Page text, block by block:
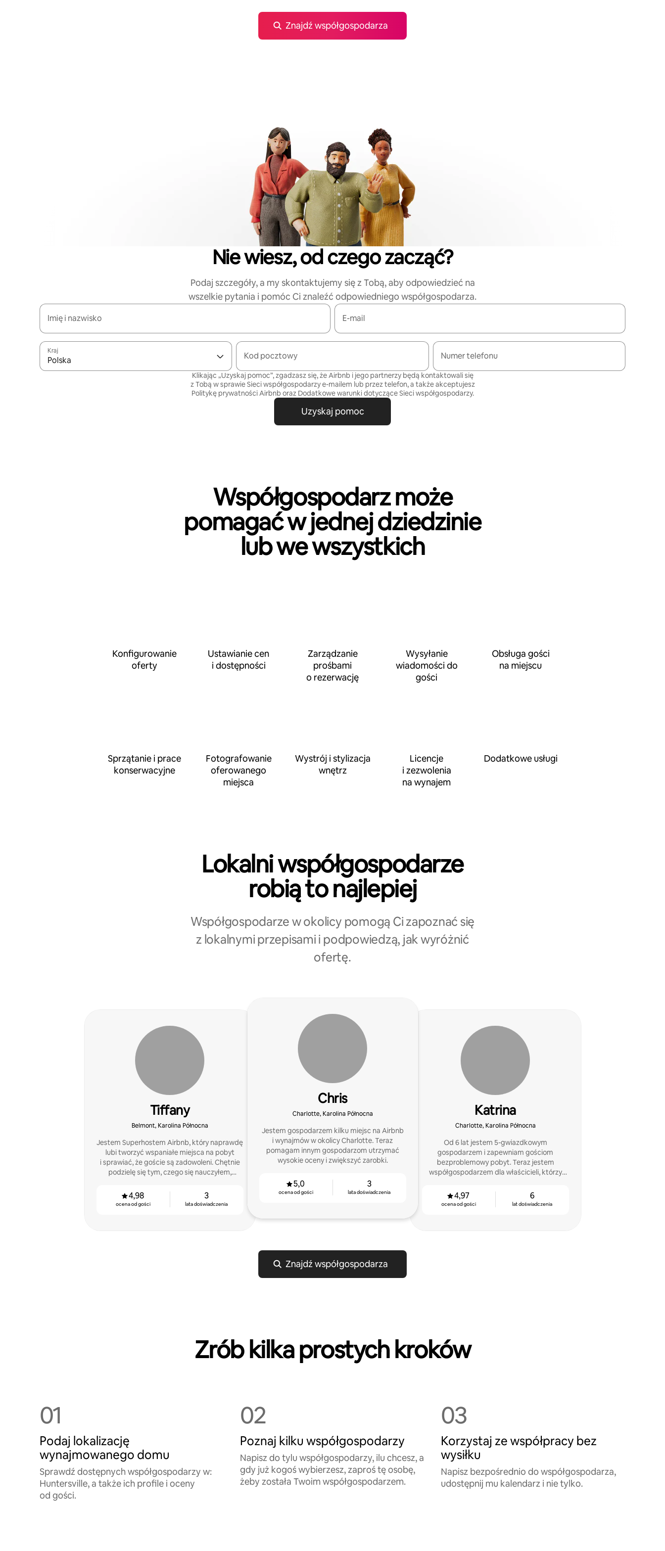
Znajdź współgospodarza
Nie wiesz, od czego zacząć?
Podaj szczegóły, a my skontaktujemy się z Tobą, aby odpowiedzieć na
wszelkie pytania i pomóc Ci znaleźć odpowiedniego współgospodarza.
Imię i nazwisko E-mail
Kraj
Polska Kod pocztowy Numer telefonu
Klikając „Uzyskaj pomoc”, zgadzasz się, że Airbnb i jego partnerzy będą kontaktowali się
z Tobą w sprawie Sieci współgospodarzy e-mailem lub przez telefon, a także akceptujesz
Politykę prywatnościAirbnb oraz Dodatkowe warunki dotyczące Sieci współgospodarzy.
Uzyskaj pomoc
Współgospodarz może
pomagać w jednej dziedzinie
lub we wszystkich
Konfigurowanie
oferty
Ustawianie cen
i dostępności
Zarządzanie
prośbami
o rezerwację
Wysyłanie
wiadomości do
gości
Obsługa gości
na miejscu
Sprzątanie i prace
konserwacyjne
Fotografowanie
oferowanego
miejsca
Wystrój i stylizacja
wnętrz
Licencje
i zezwolenia
na wynajem
Dodatkowe usługi
Lokalni współgospodarze
robią to najlepiej
Współgospodarze w okolicy pomogą Ci zapoznać się
z lokalnymi przepisami i podpowiedzą, jak wyróżnić
ofertę.
Tiffany
Belmont, Karolina Północna
Jestem Superhostem Airbnb, który naprawdę
lubi tworzyć wspaniałe miejsca na pobyt
i sprawiać, że goście są zadowoleni. Chętnie
podzielę się tym, czego się nauczyłem,
4,98
ocena od gości
3
lata doświadczenia
Chris
Charlotte, Karolina Północna
Jestem gospodarzem kilku miejsc na Airbnb
i wynajmów w okolicy Charlotte. Teraz
pomagam innym gospodarzom utrzymać
wysokie oceny i zwiększyć zarobki.
5,0
ocena od gości
3
lata doświadczenia
Katrina
Charlotte, Karolina Północna
Od 6 lat jestem 5-gwiazdkowym
gospodarzem i zapewniam gościom
bezproblemowy pobyt. Teraz jestem
współgospodarzem dla właścicieli, którzy
lub sprzedać ją
4,97
ocena od gości
6
lat doświadczenia
Znajdź współgospodarza
Zrób kilka prostych kroków
01
Podaj lokalizację
wynajmowanego domu
Sprawdź dostępnych współgospodarzy w:
Huntersville, a także ich profile i oceny
od gości.
02
Poznaj kilku współgospodarzy
Napisz do tylu współgospodarzy, ilu chcesz, a
gdy już kogoś wybierzesz, zaproś tę osobę,
żeby została Twoim współgospodarzem.
03
Korzystaj ze współpracy bez
wysiłku
Napisz bezpośrednio do współgospodarza,
udostępnij mu kalendarz i nie tylko.